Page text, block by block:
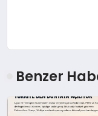
Benzer